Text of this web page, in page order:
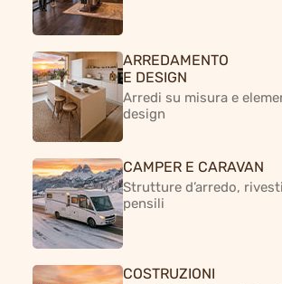
ARREDAMENTO
E DESIGN
Arredi su misura e
design
CAMPER E CARAVAN
Strutture d’arredo,
pensili
COSTRUZIONI